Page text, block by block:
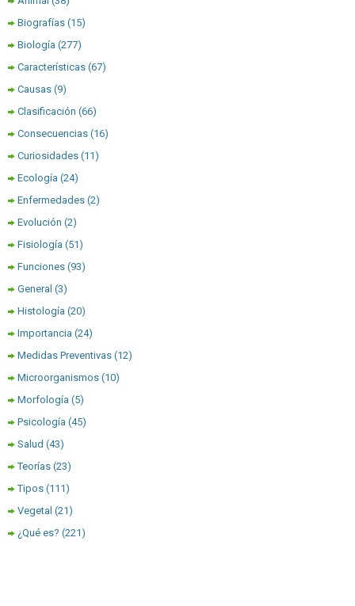
Biografías (15)
Biología (277)
Características (67)
Causas (9)
Clasificación (66)
Consecuencias (16)
Curiosidades (11)
Ecología (24)
Enfermedades (2)
Evolución (2)
Fisiología (51)
Funciones (93)
General (3)
Histología (20)
Importancia (24)
Medidas Preventivas (12)
Microorganismos (10)
Morfología (5)
Psicología (45)
Salud (43)
Teorías (23)
Tipos (111)
Vegetal (21)
¿Qué es? (221)